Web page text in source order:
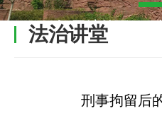
推荐律师
业务研究
网站首页
法治讲堂
刑事拘留后